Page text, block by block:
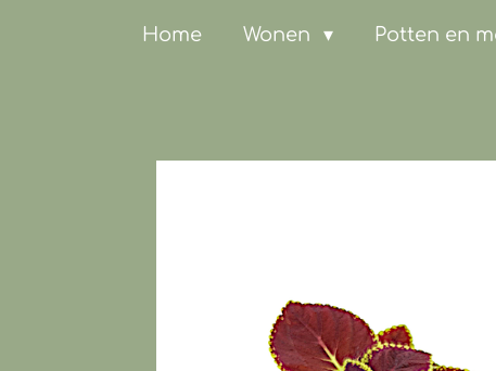
Home Wonen Potten en